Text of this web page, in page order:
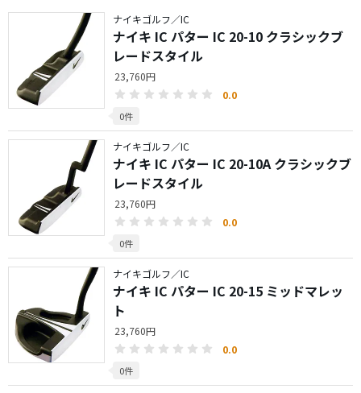
ナイキゴルフ／IC
ナイキ IC パター IC 20-10 クラシックブ
レードスタイル
23,760円
0.0
0件
ナイキゴルフ／IC
ナイキ IC パター IC 20-10A クラシックブ
レードスタイル
23,760円
0.0
0件
ナイキゴルフ／IC
ナイキ IC パター IC 20-15 ミッドマレッ
ト
23,760円
0.0
0件